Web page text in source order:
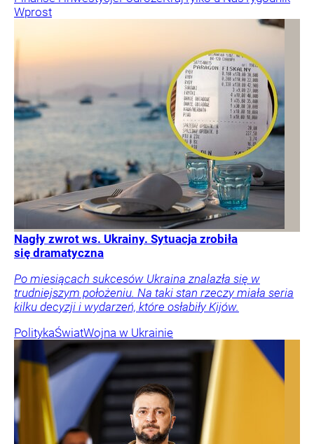
Wprost
Nagły zwrot ws. Ukrainy. Sytuacja zrobiła
się dramatyczna
Po miesiącach sukcesów Ukraina znalazła się w
trudniejszym położeniu. Na taki stan rzeczy miała seria
kilku decyzji i wydarzeń, które osłabiły Kijów.
PolitykaŚwiatWojna w Ukrainie